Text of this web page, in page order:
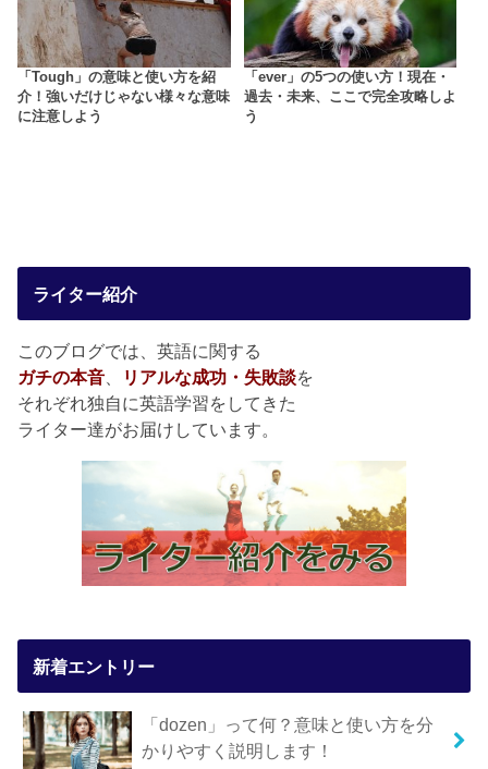
「Tough」の意味と使い方を紹
介！強いだけじゃない様々な意味
に注意しよう
「ever」の5つの使い方！現在・
過去・未来、ここで完全攻略しよ
う
ライター紹介
このブログでは、英語に関する
ガチの本音
リアルな成功・失敗談を
それぞれ独自に英語学習をしてきた
ライター達がお届けしています。
新着エントリー
「dozen」って何？意味と使い方を分
かりやすく説明します！